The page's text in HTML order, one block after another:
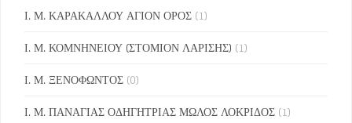
Ι. Μ. ΚΑΡΑΚΑΛΛΟΥ ΑΓΙΟΝ ΟΡΟΣ (1)
Ι. Μ. ΚΟΜΝΗΝΕΙΟΥ (ΣΤΟΜΙΟΝ ΛΑΡΙΣΗΣ) (1)
Ι. Μ. ΞΕΝΟΦΩΝΤΟΣ (0)
Ι. Μ. ΠΑΝΑΓΙΑΣ ΟΔΗΓΗΤΡΙΑΣ ΜΩΛΟΣ ΛΟΚΡΙΔΟΣ (1)